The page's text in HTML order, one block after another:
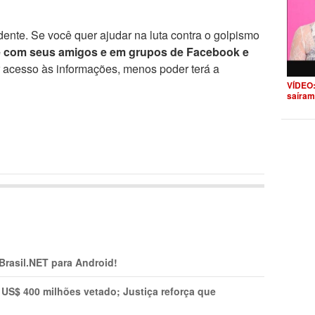
Se você quer ajudar na luta contra o golpismo
seus amigos e em grupos de Facebook e
às informações, menos poder terá a
para Android!
400 milhões vetado; Justiça reforça que